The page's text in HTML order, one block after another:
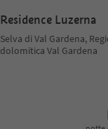
Residence Luzerna
Selva di Val Gardena,
dolomitica Val Gardena